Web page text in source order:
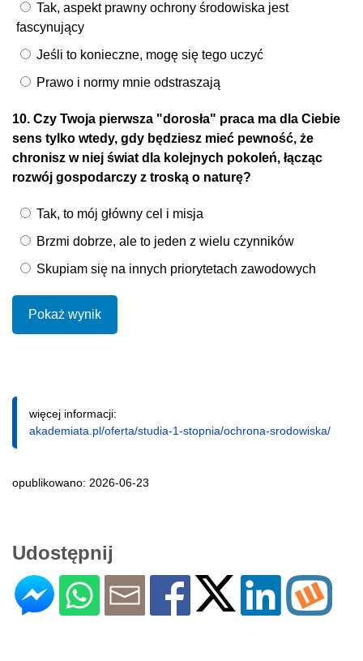
Tak, aspekt prawny ochrony środowiska jest
fascynujący
Jeśli to konieczne, mogę się tego uczyć
Prawo i normy mnie odstraszają
10. Czy Twoja pierwsza "dorosła" praca ma dla Ciebie
sens tylko wtedy, gdy będziesz mieć pewność, że
chronisz w niej świat dla kolejnych pokoleń, łącząc
rozwój gospodarczy z troską o naturę?
Tak, to mój główny cel i misja
Brzmi dobrze, ale to jeden z wielu czynników
Skupiam się na innych priorytetach zawodowych
Pokaż wynik
więcej informacji:
akademiata.pl/oferta/studia-1-stopnia/ochrona-srodowiska/
opublikowano: 2026-06-23
Udostępnij